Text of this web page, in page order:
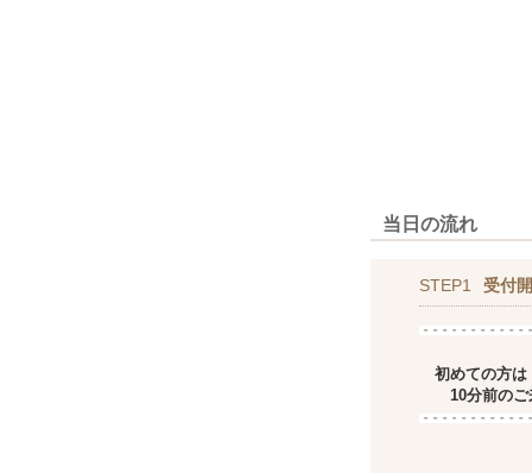
当日の流れ
STEP1 受付
初めての方は
10分前のご